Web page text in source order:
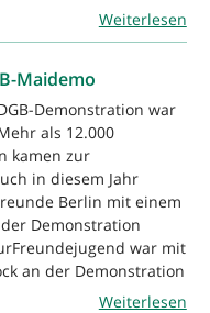
Weiterlesen
Maidemo
Demonstration war
als 12.000
kamen zur
in diesem Jahr
Berlin mit einem
Demonstration
war mit
an der Demonstration
Weiterlesen